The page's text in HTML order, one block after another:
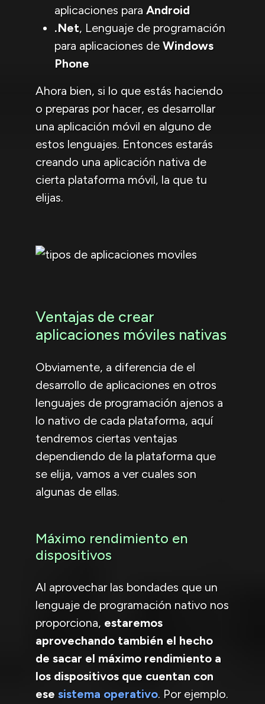
aplicaciones para Android
.Net, Lenguaje de programación
para aplicaciones de Windows
Phone
Ahora bien, si lo que estás haciendo
o preparas por hacer, es desarrollar
una aplicación móvil en alguno de
estos lenguajes. Entonces estarás
creando una aplicación nativa de
cierta plataforma móvil, la que tu
elijas.
Ventajas de crear
aplicaciones móviles nativas
Obviamente, a diferencia de el
desarrollo de aplicaciones en otros
lenguajes de programación ajenos a
lo nativo de cada plataforma, aquí
tendremos ciertas ventajas
dependiendo de la plataforma que
se elija, vamos a ver cuales son
algunas de ellas.
Máximo rendimiento en
dispositivos
Al aprovechar las bondades que un
lenguaje de programación nativo nos
proporciona, estaremos
aprovechando también el hecho
de sacar el máximo rendimiento a
los dispositivos que cuentan con
ese sistema operativo. Por ejemplo.